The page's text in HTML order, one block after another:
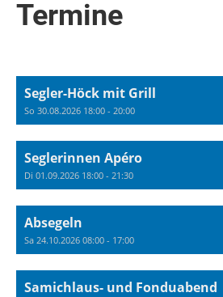
Termine
Segler-Höck mit Grill
So 30.08.2026 18:00 - 20:00
Seglerinnen Apéro
Di 01.09.2026 18:00 - 21:30
Absegeln
Sa 24.10.2026 08:00 - 17:00
Samichlaus- und Fonduabend